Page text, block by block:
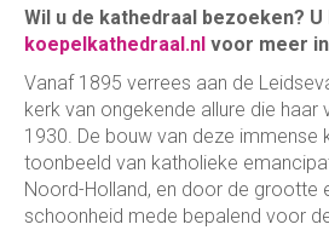
Wil u de kathedraal bezoeken?
koepelkathedraal.nl voor meer
Vanaf 1895 verrees aan de
kerk van ongekende allure die haar
1930. De bouw van deze immense
toonbeeld van katholieke
Noord-Holland, en door de grootte
schoonheid mede bepalend voor